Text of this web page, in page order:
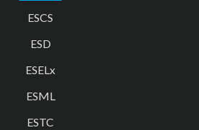
ESCS
ESD
ESELx
ESML
ESTC